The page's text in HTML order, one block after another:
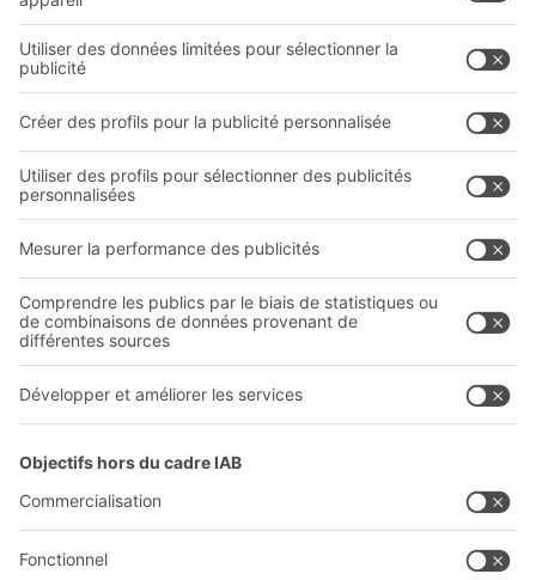
Solutions intralogistiques
Bacs en matière plastique
Systèmes de rayonnages
Prestations de service
LE PRO DU STOCKAGE
Entreprise
Qui sommes-nous ?
Sites internationaux
Follow us
ABIT O
YOUR LIFE.
03 870 99 00